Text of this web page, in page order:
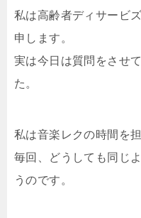
私は高齢者ディサービ
申します。
実は今日は質問をさせ
た。
私は音楽レクの時間を
毎回、どうしても同じ
うのです。